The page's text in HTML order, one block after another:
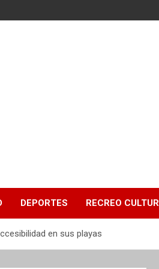
DEPORTES RECREO
en sus playas